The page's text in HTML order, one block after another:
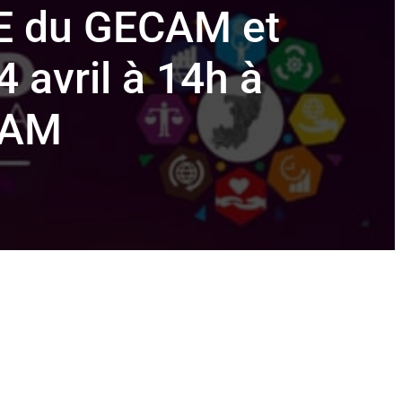
du GECAM et
avril à 14h à